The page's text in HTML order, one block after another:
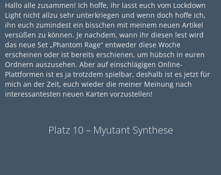
Hallo alle zusammen! Ich hoffe, ihr lasst euch vom Lockdown
Light nicht allzu sehr unterkriegen und wenn doch hoffe ich,
ihn euch zumindest ein bisschen mit meinem neuen Artikel
versüßen zu können. Je nachdem, wann ihr diesen lest wird
das neue Set „Phantom Rage“ entweder diese Woche
erscheinen oder ist bereits erschienen, um hübsch in euren
Ordnern auszusehen. Aber auf einschlägigen Online-
Plattformen ist es ja trotzdem spielbar, deshalb ist es jetzt für
mich an der Zeit, euch wieder die meiner Meinung nach
interessantesten neuen Karten vorzustellen!
Platz 10 – Myutant Synthese